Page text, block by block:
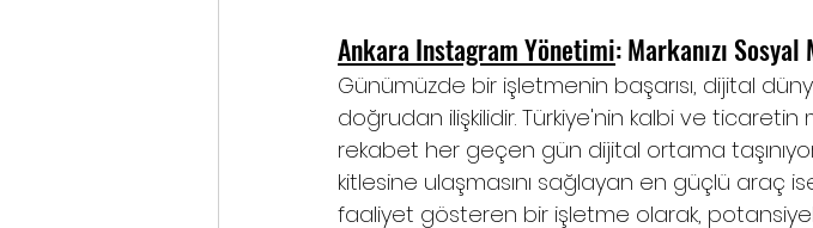
Ankara Instagram Yönetimi: Markanızı
Günümüzde bir işletmenin başarısı, dijital
doğrudan ilişkilidir. Türkiye'nin kalbi ve
rekabet her geçen gün dijital ortama
kitlesine ulaşmasını sağlayan en güçlü araç
faaliyet gösteren bir işletme olarak,